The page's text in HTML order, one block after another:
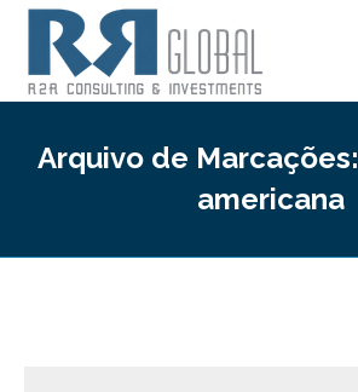
Arquivo de Marcações:
americana